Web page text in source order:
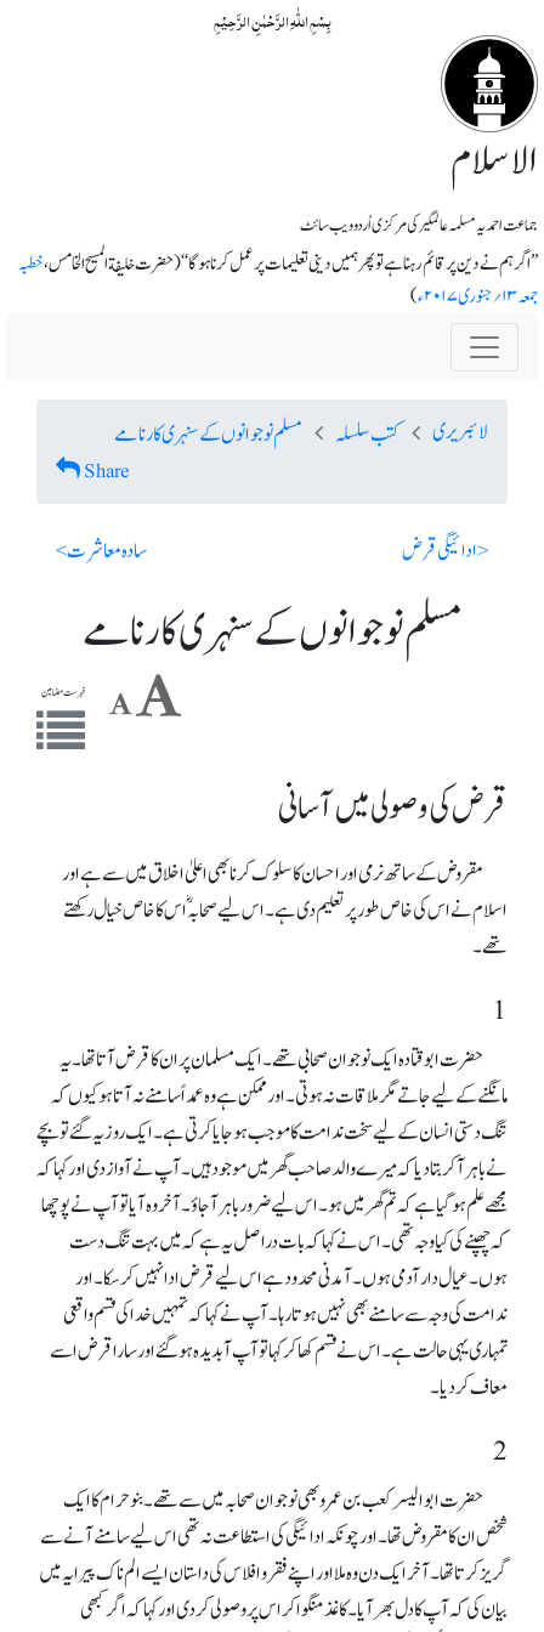
بِسۡمِ اللّٰہِ الرَّحۡمٰنِ الرَّحِیۡمِ
الاسلام
جماعت احمدیہ مسلمہ عالمگیر کی مرکزی اُردو ویب سائٹ
’’اگر ہم نے دین پر قائم رہنا ہے تو پھر ہمیں دینی تعلیمات پر عمل کرنا ہوگا‘‘ ( حضرت خلیفة المسیح الخامس،خطبہ
جمعہ ۱۳؍جنوری ۲۰۱۷ء
)
لائبریری کتب سلسلہ
مسلم نوجوانوں کے سنہری کارنامے
Share
< ادائیگی قرض سادہ معاشرت >
مسلم نوجوانوں کے سنہری کارنامے
فہرست مضامین
قرض کی وصولی میں آسانی
مقروض کے ساتھ نرمی اور احسان کا سلوک کرنا بھی اعلیٰ اخلاق میں سے ہے اور
اسلام نے اس کی خاص طور پر تعلیم دی ہے۔ اس لیے صحابہؓ اس کا خاص خیال رکھتے
تھے۔
1
حضرت ابوقتادہ ایک نوجوان صحابی تھے۔ ایک مسلمان پر ان کا قرض آتا تھا۔ یہ
مانگنے کے لیے جاتے مگر ملاقات نہ ہوتی۔ اور ممکن ہے وہ عمداً سامنے نہ آتا ہو کیوں کہ
تنگ دستی انسان کے لیے سخت ندامت کا موجب ہو جایا کرتی ہے۔ ایک روز یہ گئے تو بچے
نے باہر آکر بتادیا کہ میرے والد صاحب گھر میں موجود ہیں۔ آپ نے آواز دی اور کہا کہ
مجھے علم ہوگیاہے کہ تم گھر میں ہو۔ اس لیے ضرورباہر آجاؤ۔ آخر وہ آیا تو آپ نے پوچھا
کہ چھپنے کی کیا وجہ تھی۔ اس نے کہا کہ بات دراصل یہ ہے کہ میں بہت تنگ دست
ہوں۔ عیال دار آدمی ہوں۔ آمدنی محدود ہے اس لیے قرض ادا نہیں کرسکا۔ اور
ندامت کی وجہ سے سامنے بھی نہیں ہوتا رہا۔ آپ نے کہا کہ تمہیں خدا کی قسم واقعی
تمہاری یہی حالت ہے۔ اس نے قسم کھا کر کہا تو آپ آبدیدہ ہوگئے اور سارا قرض اسے
معاف کردیا۔
2
حضرت ابو الیسر کعب بن عمرو بھی نوجوان صحابہ میں سے تھے۔ بنو حرام کا ایک
شخص ان کا مقروض تھا۔ اور چونکہ ادائیگی کی استطاعت نہ تھی اس لیے سامنے آنے سے
گریز کرتا تھا۔ آخر ایک دن و ہ ملا اور اپنے فقرو افلاس کی داستان ایسے الم ناک پیرایہ میں
بیان کی کہ آپ کا دل بھر آیا۔ کاغذ منگوا کر اس پر وصولی کر دی اور کہا کہ اگر کبھی